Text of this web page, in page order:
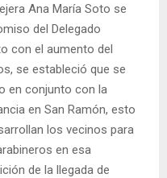
Ana María Soto se
del Delegado
con el aumento del
se estableció que se
en conjunto con la
en San Ramón, esto
los vecinos para
en esa
de la llegada de